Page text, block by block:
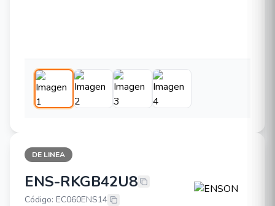
DE LINEA
ENSON ENS-RKGB42U8
ENS-RKGB42U8
Código: EC060ENS14